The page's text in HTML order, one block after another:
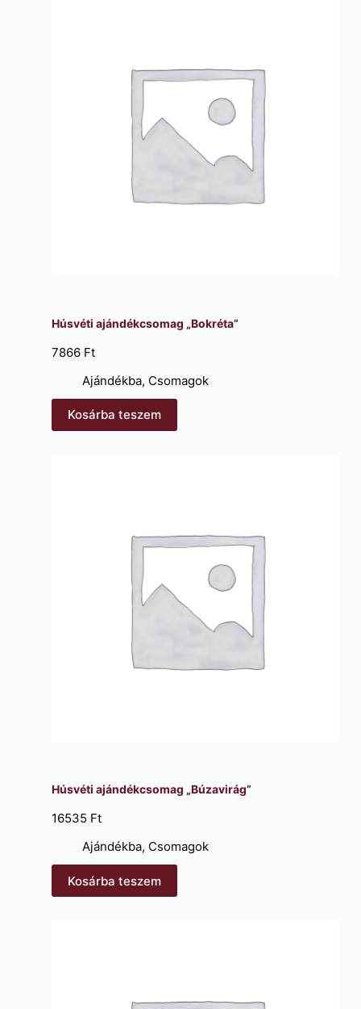
Húsvéti ajándékcsomag „Bokréta”
7866 Ft
Ajándékba, Csomagok
Kosárba teszem
Húsvéti ajándékcsomag „Búzavirág”
16535 Ft
Ajándékba, Csomagok
Kosárba teszem